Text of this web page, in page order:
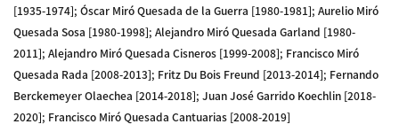
[1935-1974]; Óscar Miró Quesada de la Guerra [1980-1981]; Aurelio Miró
Quesada Sosa [1980-1998]; Alejandro Miró Quesada Garland [1980-
2011]; Alejandro Miró Quesada Cisneros [1999-2008]; Francisco Miró
Quesada Rada [2008-2013]; Fritz Du Bois Freund [2013-2014]; Fernando
Berckemeyer Olaechea [2014-2018]; Juan José Garrido Koechlin [2018-
2020]; Francisco Miró Quesada Cantuarias [2008-2019]